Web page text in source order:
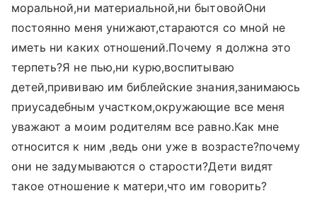
моральной,ни материальной,ни бытовойОни
постоянно меня унижают,стараются со мной не
иметь ни каких отношений.Почему я должна это
терпеть?Я не пью,ни курю,воспитываю
детей,прививаю им библейские знания,занимаюсь
приусадебным участком,окружающие все меня
уважают а моим родителям все равно.Как мне
относится к ним ,ведь они уже в возрасте?почему
они не задумываются о старости?Дети видят
такое отношение к матери,что им говорить?